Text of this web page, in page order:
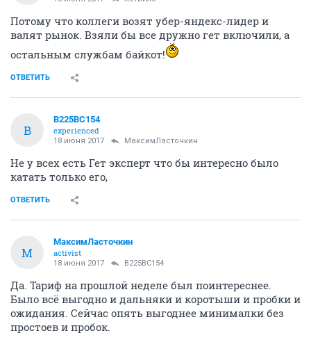
Потому что коллеги возят убер-яндекс-лидер и
валят рынок. Взяли бы все дружно гет включили, а
остальным службам байкот!
ОТВЕТИТЬ
В
В225ВС154
experienced
18 июня 2017 МаксимЛасточкин
Не у всех есть Гет эксперт что бы интересно было
катать только его,
ОТВЕТИТЬ
М
МаксимЛасточкин
activist
18 июня 2017 В225ВС154
Да. Тариф на прошлой неделе был поинтереснее.
Было всё выгодно и дальняки и коротыши и пробки и
ожидания. Сейчас опять выгоднее минималки без
простоев и пробок.